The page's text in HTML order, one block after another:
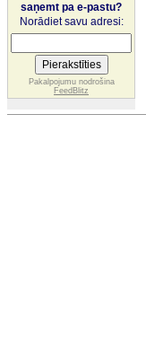
saņemt pa e-pastu?
Norādiet savu adresi:
Pakalpojumu nodrošina
FeedBlitz